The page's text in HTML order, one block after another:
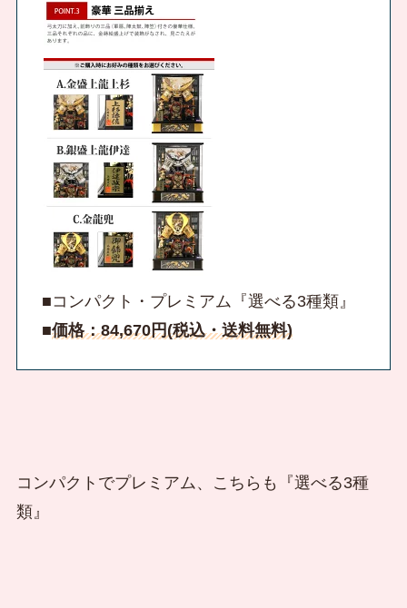
■コンパクト・プレミアム『選べる3種類』
■価格：84,670円(税込・送料無料)
コンパクトでプレミアム、こちらも『選べる3種
類』